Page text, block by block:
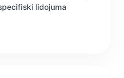
lidojuma